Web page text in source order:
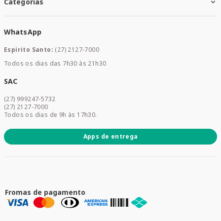
Meus Pedidos
Categorias
Saúde e Bem-estar
Mamães e Bebê
Dermocosméticos
Promoções
WhatsApp
Espirito Santo: (27) 2127-7000
Todos os dias das 7h30 às 21h30
SAC
(27) 999247-5732
(27) 2127-7000
Todos os dias de 9h às 17h30.
Apps de entrega
Fromas de pagamento